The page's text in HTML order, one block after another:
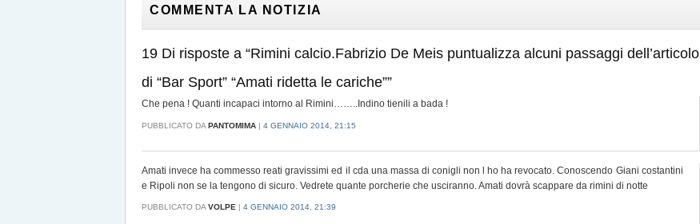
COMMENTA LA NOTIZIA
19 Di risposte a “Rimini calcio.Fabrizio De Meis puntualizza alcuni passaggi dell’articolo
di “Bar Sport” “Amati ridetta le cariche””
Che pena ! Quanti incapaci intorno al Rimini……..Indino tienili a bada !
PUBBLICATO DA PANTOMIMA | 4 GENNAIO 2014, 21:15
Amati invece ha commesso reati gravissimi ed il cda una massa di conigli non l ho ha revocato. Conoscendo Giani costantini
e Ripoli non se la tengono di sicuro. Vedrete quante porcherie che usciranno. Amati dovrà scappare da rimini di notte
PUBBLICATO DAVOLPE 4 GENNAIO 2014, 21:39